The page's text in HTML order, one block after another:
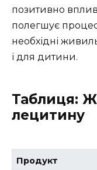
позитивно
полегшує процес
необхідні
і для дитини.
Таблиця:
лецитину
Продукт